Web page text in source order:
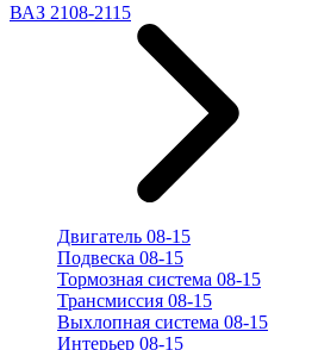
ВАЗ 2108-2115
Двигатель 08-15
Подвеска 08-15
Тормозная система 08-15
Трансмиссия 08-15
Выхлопная система 08-15
Интерьер 08-15